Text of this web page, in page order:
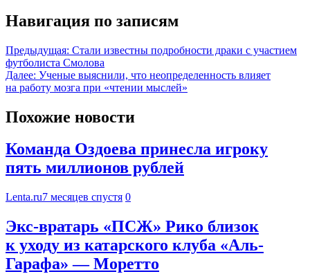
Навигация по записям
Предыдущая: Стали известны подробности драки с участием
футболиста Смолова
Далее: Ученые выяснили, что неопределенность влияет
на работу мозга при «чтении мыслей»
Похожие новости
Команда Оздоева принесла игроку
пять миллионов рублей
Lenta.ru7 месяцев спустя 0
Экс-вратарь «ПСЖ» Рико близок
к уходу из катарского клуба «Аль-
Гарафа» — Моретто